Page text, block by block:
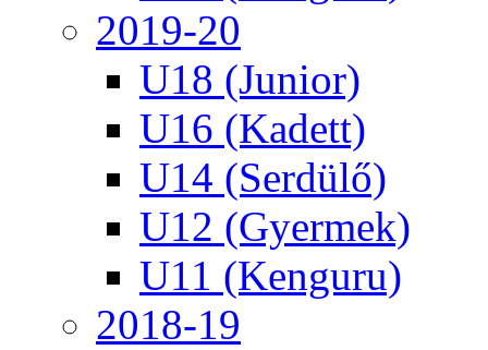
2019-20
U18 (Junior)
U16 (Kadett)
U14 (Serdülő)
U12 (Gyermek)
U11 (Kenguru)
2018-19